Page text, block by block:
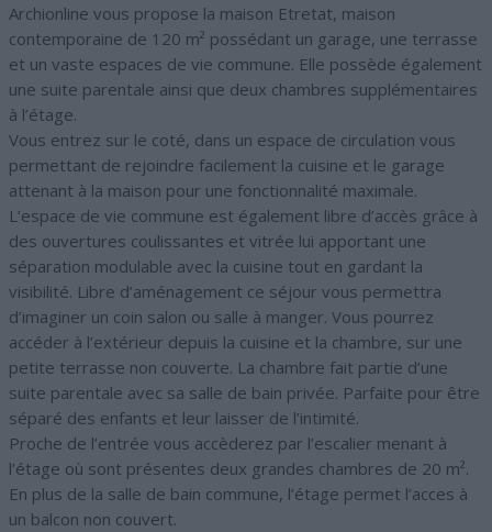
Archionline vous propose la maison Etretat, maison
contemporaine de 120 m² possédant un garage, une terrasse
et un vaste espaces de vie commune. Elle possède également
une suite parentale ainsi que deux chambres supplémentaires
à l’étage.
Vous entrez sur le coté, dans un espace de circulation vous
permettant de rejoindre facilement la cuisine et le garage
attenant à la maison pour une fonctionnalité maximale.
L’espace de vie commune est également libre d’accès grâce à
des ouvertures coulissantes et vitrée lui apportant une
séparation modulable avec la cuisine tout en gardant la
visibilité. Libre d’aménagement ce séjour vous permettra
d’imaginer un coin salon ou salle à manger. Vous pourrez
accéder à l’extérieur depuis la cuisine et la chambre, sur une
petite terrasse non couverte. La chambre fait partie d’une
suite parentale avec sa salle de bain privée. Parfaite pour être
séparé des enfants et leur laisser de l’intimité.
Proche de l’entrée vous accèderez par l’escalier menant à
l’étage où sont présentes deux grandes chambres de 20 m².
En plus de la salle de bain commune, l’étage permet l’acces à
un balcon non couvert.